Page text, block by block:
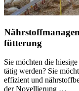
fütterung
Sie möchten die
tätig werden? Sie
effizient und
der Novellierung …